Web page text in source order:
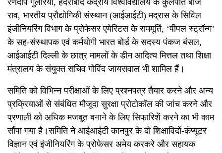
राव, भारतीय प्रौद्योगिकी संस्थान (आईआईटी) मद्रास के सिविल
इंजीनियरिंग विभाग के प्रोफेसर एमेरिटस के राममूर्ति, ‘पीपल स्ट्रॉन्ग’
के सह-संस्थापक एवं कर्मयोगी भारत बोर्ड के सदस्य पंकज बंसल,
आईआईटी दिल्ली के छात्र मामलों के डीन आदित्य मित्तल तथा शिक्षा
मंत्रालय के संयुक्त सचिव गोविंद जायसवाल भी शामिल हैं।
समिति को विभिन्न परीक्षाओं के लिए प्रश्नपत्र तैयार करने और अन्य
प्रक्रियाओं से संबंधित मौजूदा सुरक्षा प्रोटोकॉल की जांच करने और
प्रणाली को अधिक मजबूत बनाने के लिए सिफारिशें करने का भी काम
सौंपा गया है।समिति ने आईआईटी कानपुर के दो शिक्षाविदों-कंप्यूटर
विज्ञान एवं इंजीनियरिंग के प्रोफेसर अमेय करकरे और सहायक